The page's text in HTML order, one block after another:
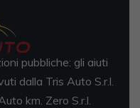
pubbliche: gli aiuti
dalla Tris Auto S.r.l.
km. Zero S.r.l.